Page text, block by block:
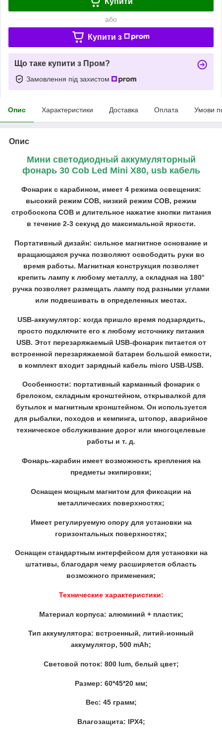
або
Купити з
Що таке купити з Пром?
Замовлення під захистом
Опис Характеристики Доставка Оплата Умови
Опис
Мини светодиодный аккумуляторный
фонарь 30 Cob Led Mini X80, usb кабель
Фонарик с карабином, имеет 4 режима освещения:
высокий режим COB, низкий режим COB, режим
стробоскопа COB и длительное нажатие кнопки питания
в течение 2-3 секунд до максимальной яркости.
Портативный дизайн: сильное магнитное основание и
вращающаяся ручка позволяют освободить руки во
время работы. Магнитная конструкция позволяет
крепить лампу к любому металлу, а складная на 180°
ручка позволяет размещать лампу под разными углами
или подвешивать в определенных местах.
USB-аккумулятор: когда пришло время подзарядить,
просто подключите его к любому источнику питания
USB. Этот перезаряжаемый USB-фонарик питается от
встроенной перезаряжаемой батареи большой емкости,
в комплект входит зарядный кабель micro USB-USB.
Особенности: портативный карманный фонарик с
брелоком, складным кронштейном, открывалкой для
бутылок и магнитным кронштейном. Он используется
для рыбалки, походов и кемпинга, штопор, аварийное
техническое обслуживание дорог или многоцелевые
работы и т. д.
Фонарь-карабин имеет возможность крепления на
предметы экипировки;
Оснащен мощным магнитом для фиксации на
металлических поверхностях;
Имеет регулируемую опору для установки на
горизонтальных поверхностях;
Оснащен стандартным интерфейсом для установки на
штативы, благодаря чему расширяется область
возможного применения;
Технические характеристики:
Материал корпуса: алюминий + пластик;
Тип аккумулятора: встроенный, литий-ионный
аккумулятор, 500 mAh;
Световой поток: 800 lum, белый цвет;
Размер: 60*45*20 мм;
Вес: 45 грамм;
Влагозащита: IPX4;